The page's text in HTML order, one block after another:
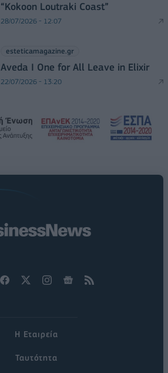
“Kokoon Loutraki Coast”
28/07/2026 - 12:07
esteticamagazine.gr
Aveda I One for All Leave in Elixir
22/07/2026 - 13:20
Η Εταιρεία
Ταυτότητα